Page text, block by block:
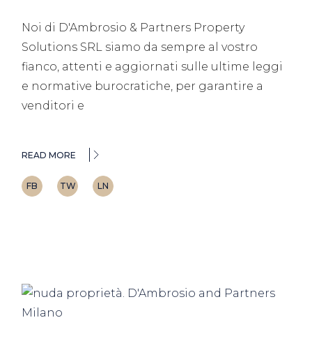
Noi di D'Ambrosio & Partners Property
Solutions SRL siamo da sempre al vostro
fianco, attenti e aggiornati sulle ultime leggi
e normative burocratiche, per garantire a
venditori e
READ MORE
FB TW LN